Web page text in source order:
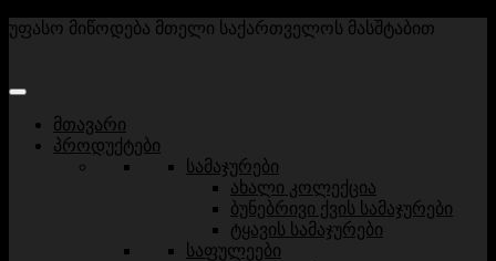
უფასო მიწოდება მთელი საქართველოს მასშტაბით
მთავარი
პროდუქტები
სამაჯურები
ახალი კოლექცია
ბუნებრივი ქვის სამაჯურები
ტყავის სამაჯურები
საფულეები